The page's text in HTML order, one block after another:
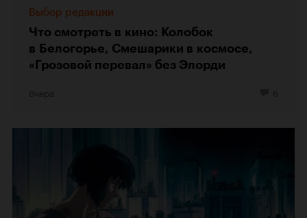
Выбор редакции
Что смотреть в кино: Колобок
в Белогорье, Смешарики в космосе,
«Грозовой перевал» без Элорди